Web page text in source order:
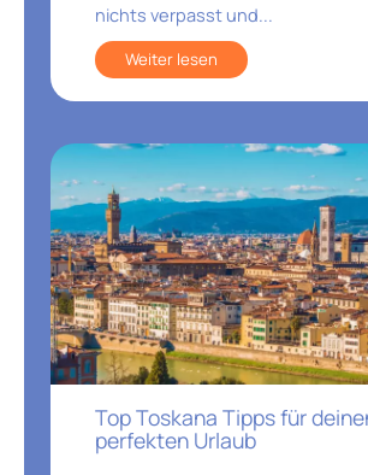
nichts verpasst und...
Weiter lesen
Top Toskana Tipps für
perfekten Urlaub